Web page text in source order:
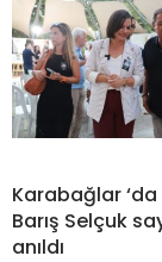
Karabağlar
Barış Selçuk
anıldı